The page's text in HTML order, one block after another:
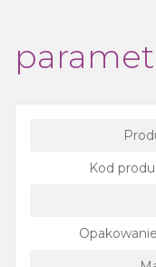
Kod